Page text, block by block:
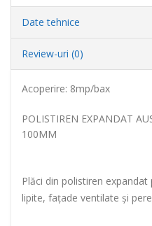
Date tehnice
Review-uri (0)
Acoperire: 8mp/bax
POLISTIREN EXPANDAT
100MM
Plăci din polistiren
lipite, faţade ventilate şi